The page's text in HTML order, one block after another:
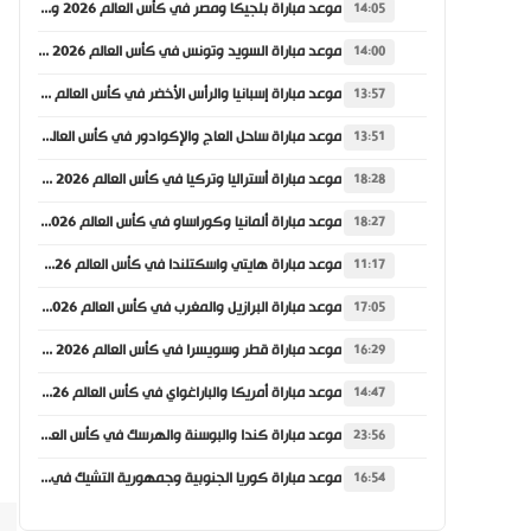
14:05 موعد مباراة بلجيكا ومصر في كأس العالم 2026 والقنوات الناقلة
14:00 موعد مباراة السويد وتونس في كأس العالم 2026 والقنوات الناقلة
13:57 موعد مباراة إسبانيا والرأس الأخضر في كأس العالم 2026 والقنوات الناقلة
13:51 موعد مباراة ساحل العاج والإكوادور في كأس العالم 2026 والقنوات الناقلة
18:28 موعد مباراة أستراليا وتركيا في كأس العالم 2026 والقنوات الناقلة
18:27 موعد مباراة ألمانيا وكوراساو في كأس العالم 2026 والقنوات الناقلة
11:17 موعد مباراة هايتي واسكتلندا في كأس العالم 2026 والقنوات الناقلة
17:05 موعد مباراة البرازيل والمغرب في كأس العالم 2026 والقنوات الناقلة
16:29 موعد مباراة قطر وسويسرا في كأس العالم 2026 والقنوات الناقلة
14:47 موعد مباراة أمريكا والباراغواي في كأس العالم 2026 والقنوات الناقلة
23:56 موعد مباراة كندا والبوسنة والهرسك في كأس العالم 2026 والقنوات الناقلة
16:54 موعد مباراة كوريا الجنوبية وجمهورية التشيك في كأس العالم 2026 والقنوات الناقلة